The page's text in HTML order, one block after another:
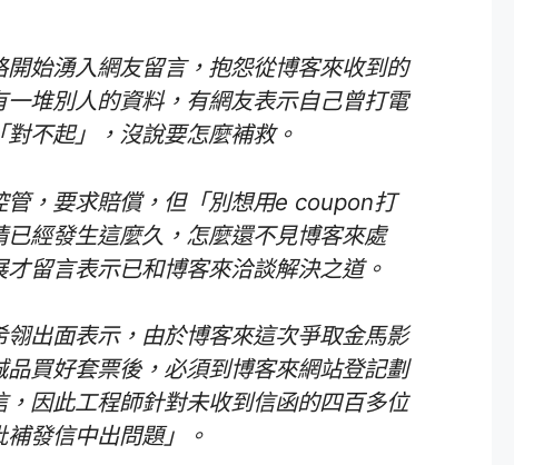
始湧入網友留言，抱怨從博客來收到的
堆別人的資料，有網友表示自己曾打電
不起」，沒說要怎麼補救。
，要求賠償，但「別想用e coupon打
經發生這麼久，怎麼還不見博客來處
留言表示已和博客來洽談解決之道。
出面表示，由於博客來這次爭取金馬影
買好套票後，必須到博客來網站登記劃
因此工程師針對未收到信函的四百多位
發信中出問題」。